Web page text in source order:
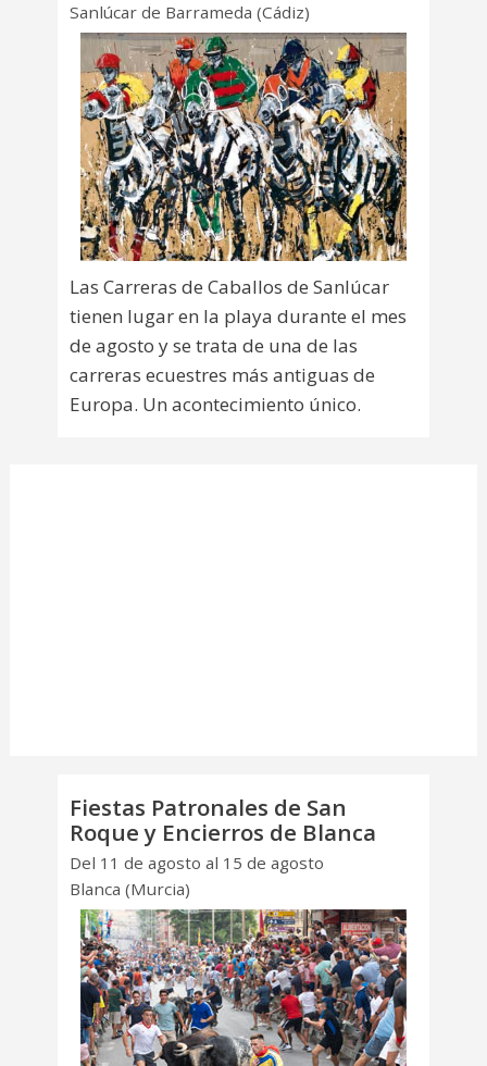
Sanlúcar de Barrameda (Cádiz)
Las Carreras de Caballos de Sanlúcar
tienen lugar en la playa durante el mes
de agosto y se trata de una de las
carreras ecuestres más antiguas de
Europa. Un acontecimiento único.
Fiestas Patronales de San
Roque y Encierros de Blanca
Del 11 de agosto al 15 de agosto
Blanca (Murcia)